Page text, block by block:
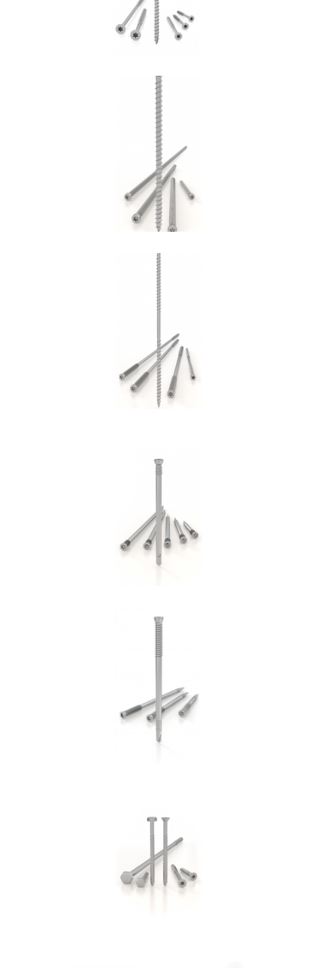
Vite VGZ
ROTHOBLAAS
Vite DGZ
ROTHOBLAAS
Vite per cemento SKR:SKS
ROTHOBLAAS